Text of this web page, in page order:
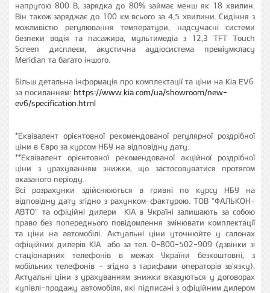
напругою 800 В, зарядка до 80% займає менш як 18 хвилин.
Він також заряджає до 100 км всього за 4,5 хвилини. Сидіння з
можливістю регулювання температури, надсучасні системи
безпеки водія та пасажира, мультимедіа з 12,3 TFT Touch
Screen дисплеєм, акустична аудіосистема преміумкласу
Meridian та багато іншого.
Більш детальна інформація про комплектації та ціни на Kia EV6
за посиланням: https://www.kia.com/ua/showroom/new-
ev6/specification.html
*Еквівалент орієнтовної рекомендованої регулярної роздрібної
ціни в Євро за курсом НБУ на відповідну дату.
**Еквівалент орієнтовної рекомендованої акційної роздрібної
ціни з урахуванням знижки, що застосовуватися протягом
вказаного періоду.
Всі розрахунки здійснюються в гривні по курсу НБУ на
відповідну дату згідно з рахунком-фактурою. ТОВ "ФАЛЬКОН-
АВТО" та офіційні дилери КІА в Україні залишають за собою
право без попереднього повідомлення змінювати комплектації
та ціни на автомобілі. Актуальні ціни уточнюйте у салонах
офіційних дилерів КІА або за тел. 0-800-502-909 (дзвінки зі
стаціонарних телефонів в межах України безкоштовні, з
мобільних телефонів - згідно з тарифами операторів зв'язку).
Актуальні ціни з урахуванням знижки вказуються у договорах
купівлі-продажу автомобіля, які підписані з офіційним дилером